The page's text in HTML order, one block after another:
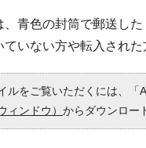
青色の封筒で郵送した
いない方や転入された
ルをご覧いただくには、
ィンドウ） からダウンロー